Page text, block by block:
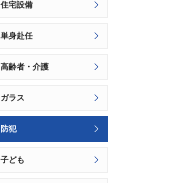
住宅設備
単身赴任
高齢者・介護
ガラス
防犯
子ども